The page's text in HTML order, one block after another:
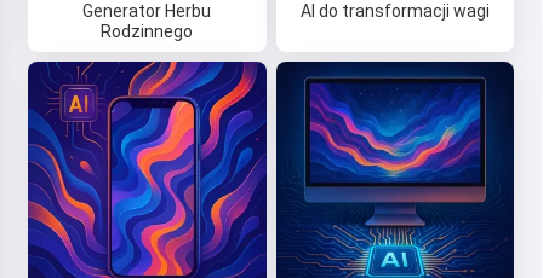
Generator Herbu
Rodzinnego
AI do transformacji wagi